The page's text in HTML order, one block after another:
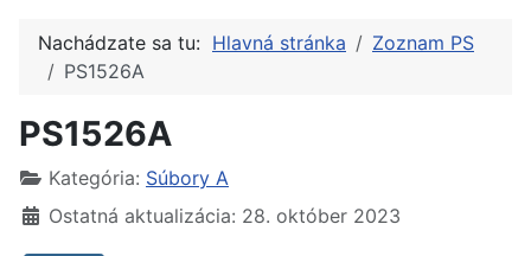
Nachádzate sa tu: Hlavná stránka
Zoznam PS
PS1526A
PS1526A
Kategória: Súbory A
Ostatná aktualizácia: 28. október 2023